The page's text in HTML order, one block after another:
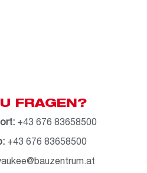
FRAGEN?
+43 676 83658500
+43 676 83658500